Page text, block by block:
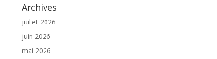
Archives
juillet 2026
juin 2026
mai 2026